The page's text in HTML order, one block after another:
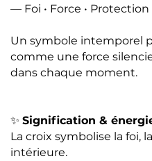
— Foi • Force • Protection
Un symbole intemporel
comme une force
dans chaque moment.
✨ Signification &
La croix symbolise la foi,
intérieure.